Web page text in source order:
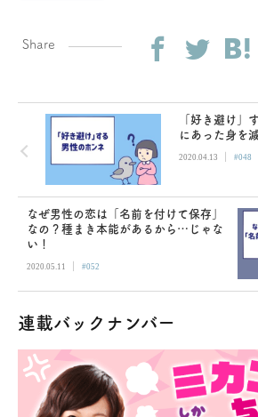
Share
「好き避け」
にあった身を
2020.04.13 | #048
なぜ男性の恋は「名前を付けて保存」
なの？種まき本能があるから…じゃな
い！
2020.05.11 | #052
連載バックナンバー